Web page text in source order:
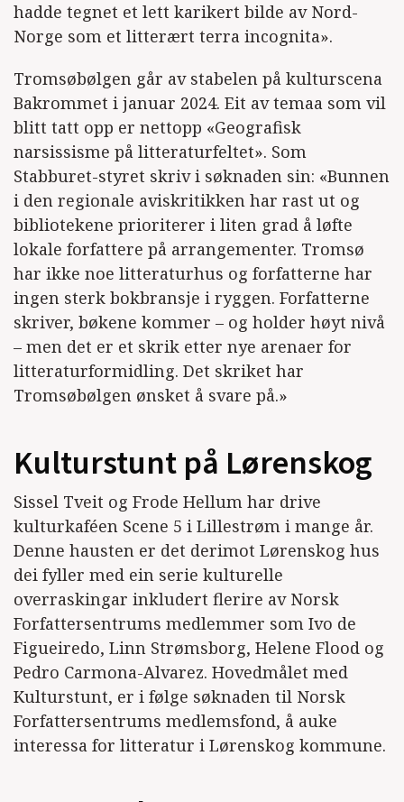
hadde tegnet et lett karikert bilde av Nord-
Norge som et litterært terra incognita».
Tromsøbølgen går av stabelen på kulturscena
Bakrommet i januar 2024. Eit av temaa som vil
blitt tatt opp er nettopp «Geografisk
narsissisme på litteraturfeltet». Som
Stabburet-styret skriv i søknaden sin: «Bunnen
i den regionale aviskritikken har rast ut og
bibliotekene prioriterer i liten grad å løfte
lokale forfattere på arrangementer. Tromsø
har ikke noe litteraturhus og forfatterne har
ingen sterk bokbransje i ryggen. Forfatterne
skriver, bøkene kommer – og holder høyt nivå
– men det er et skrik etter nye arenaer for
litteraturformidling. Det skriket har
Tromsøbølgen ønsket å svare på.»
Kulturstunt på Lørenskog
Sissel Tveit og Frode Hellum har drive
kulturkaféen Scene 5 i Lillestrøm i mange år.
Denne hausten er det derimot Lørenskog hus
dei fyller med ein serie kulturelle
overraskingar inkludert flerire av Norsk
Forfattersentrums medlemmer som Ivo de
Figueiredo, Linn Strømsborg, Helene Flood og
Pedro Carmona-Alvarez. Hovedmålet med
Kulturstunt, er i følge søknaden til Norsk
Forfattersentrums medlemsfond, å auke
interessa for litteratur i Lørenskog kommune.